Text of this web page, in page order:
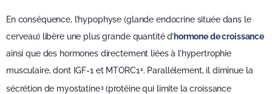
En conséquence, l’hypophyse (glande endocrine située dans le
cerveau) libère une plus grande quantité d’hormone de croissance
ainsi que des hormones directement liées à l’hypertrophie
musculaire, dont IGF-1 et MTORC12. Parallèlement, il diminue la
sécrétion de myostatine3(protéine qui limite la croissance